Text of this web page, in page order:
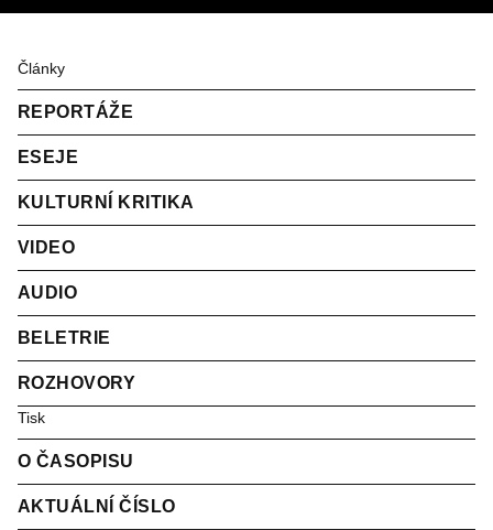
Články
REPORTÁŽE
ESEJE
KULTURNÍ KRITIKA
VIDEO
AUDIO
BELETRIE
ROZHOVORY
Tisk
O ČASOPISU
AKTUÁLNÍ ČÍSLO